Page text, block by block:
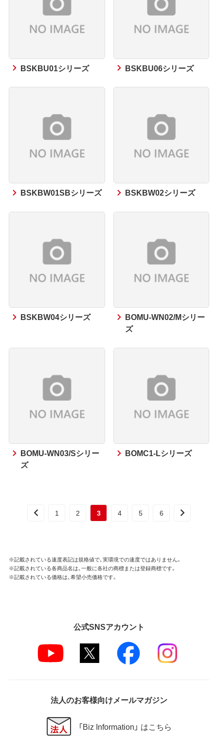
BSKBU01シリーズ BSKBU06シリーズ
BSKBW01SBシリーズ BSKBW02シリーズ
BSKBW04シリーズ
BOMU-WN02/Mシリー
ズ
BOMU-WN03/Sシリー
ズ
BOMC1-Lシリーズ
1 2 3 4 5 6
※記載されている速度表記は規格値で、実環境での速度ではありません。
※記載されている各商品名は、一般に各社の商標または登録商標です。
※記載されている価格は、希望小売価格です。
公式SNSアカウント
法人のお客様向けメールマガジン
「Biz Information」 はこちら